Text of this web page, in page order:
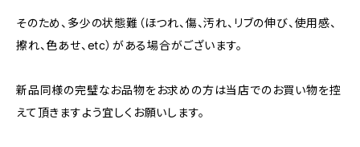
そのため、多少の状態難（ほつれ、傷、汚れ、リブの伸び、使用感、
擦れ、色あせ、etc）がある場合がございます。
新品同様の完璧なお品物をお求めの方は当店でのお買い物を控
えて頂きますよう宜しくお願いします。